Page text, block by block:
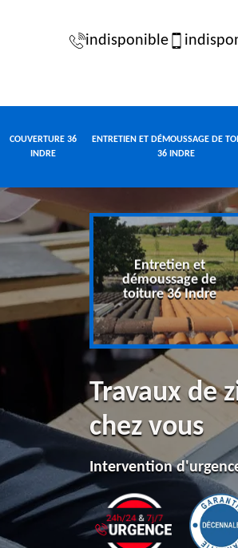
indisponible
COUVERTURE 36
INDRE
ENTRETIEN ET DÉMOUSSAGE DE
36 INDRE
36 Indre
Entretien et
démoussage de
toiture 36 Indre
Travaux de
chez vous
Intervention